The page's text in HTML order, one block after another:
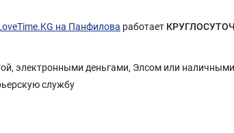
на Панфилова работает
электронными деньгами, Элсом или
службу